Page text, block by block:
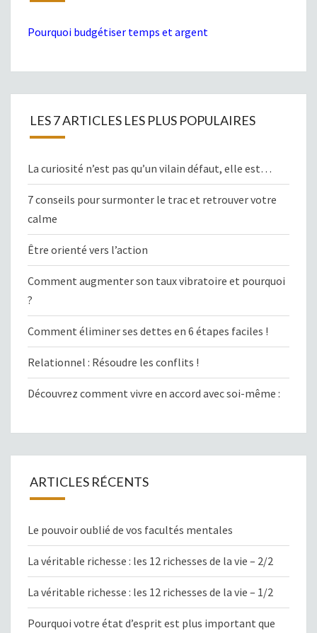
Pourquoi budgétiser temps et argent
LES 7 ARTICLES LES PLUS POPULAIRES
La curiosité n’est pas qu’un vilain défaut, elle est…
7 conseils pour surmonter le trac et retrouver votre
calme
Être orienté vers l’action
Comment augmenter son taux vibratoire et pourquoi
?
Comment éliminer ses dettes en 6 étapes faciles !
Relationnel : Résoudre les conflits !
Découvrez comment vivre en accord avec soi-même :
ARTICLES RÉCENTS
Le pouvoir oublié de vos facultés mentales
La véritable richesse : les 12 richesses de la vie – 2/2
La véritable richesse : les 12 richesses de la vie – 1/2
Pourquoi votre état d’esprit est plus important que